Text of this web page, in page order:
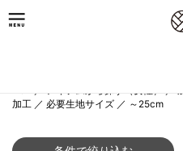
加工 ／ 必要生地サイズ ／ ～25cm